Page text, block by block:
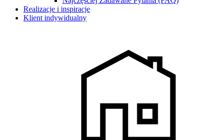
Realizacje i inspiracje
Klient indywidualny